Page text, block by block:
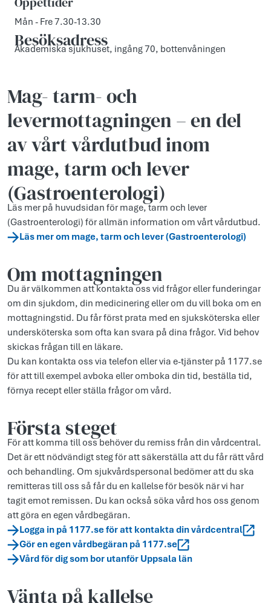
Mån - Fre 7.30-13.30
Besöksadress
Akademiska sjukhuset, ingång 70, bottenvåningen
Mag- tarm- och
levermottagningen – en del
av vårt vårdutbud inom
mage, tarm och lever
(Gastroenterologi)
Läs mer på huvudsidan för mage, tarm och lever
(Gastroenterologi) för allmän information om vårt vårdutbud.
Läs mer om mage, tarm och lever (Gastroenterologi)
Om mottagningen
Du är välkommen att kontakta oss vid frågor eller funderingar
om din sjukdom, din medicinering eller om du vill boka om en
mottagningstid. Du får först prata med en sjuksköterska eller
undersköterska som ofta kan svara på dina frågor. Vid behov
skickas frågan till en läkare.
Du kan kontakta oss via telefon eller via e-tjänster på 1177.se
för att till exempel avboka eller omboka din tid, beställa tid,
förnya recept eller ställa frågor om vård.
Första steget
För att komma till oss behöver du remiss från din vårdcentral.
Det är ett nödvändigt steg för att säkerställa att du får rätt vård
och behandling. Om sjukvårdspersonal bedömer att du ska
remitteras till oss så får du en kallelse för besök när vi har
tagit emot remissen. Du kan också söka vård hos oss genom
att göra en egen vårdbegäran.
Logga in på 1177.se för att kontakta din vårdcentral
Gör en egen vårdbegäran på 1177.se
Vård för dig som bor utanför Uppsala län
Vänta på kallelse